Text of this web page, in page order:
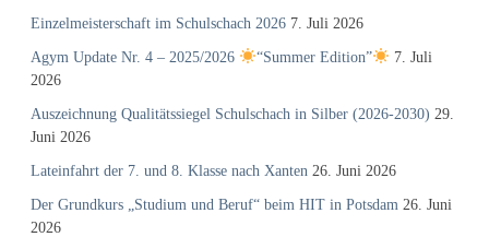
Einzelmeisterschaft im Schulschach 2026 7. Juli 2026
Agym Update Nr. 4 – 2025/2026 “Summer Edition”
7. Juli
2026
Auszeichnung Qualitätssiegel Schulschach in Silber (2026-2030) 29.
Juni 2026
Lateinfahrt der 7. und 8. Klasse nach Xanten 26. Juni 2026
Der Grundkurs „Studium und Beruf“ beim HIT in Potsdam 26. Juni
2026